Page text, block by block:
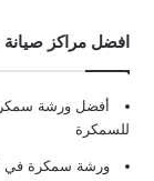
افضل مراكز
أفضل ورشة
للسمكرة
ورشة سمكرة في